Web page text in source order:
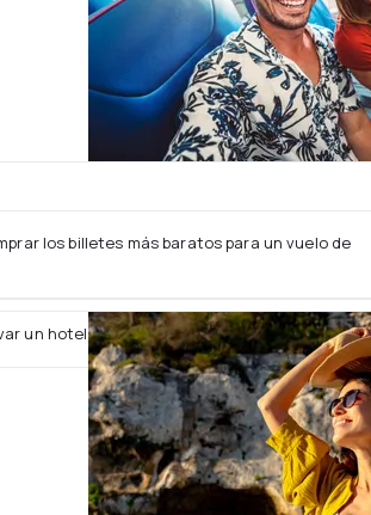
los billetes más baratos para un vuelo de
un hotel junto con un vuelo de Direktflyg?